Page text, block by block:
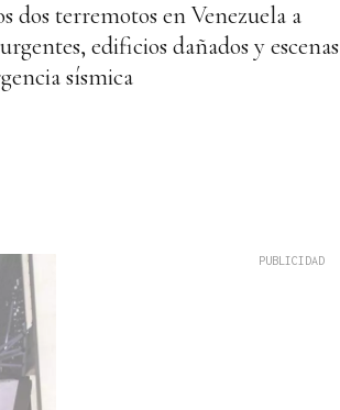
dos terremotos en Venezuela a
edificios dañados y escenas
sísmica